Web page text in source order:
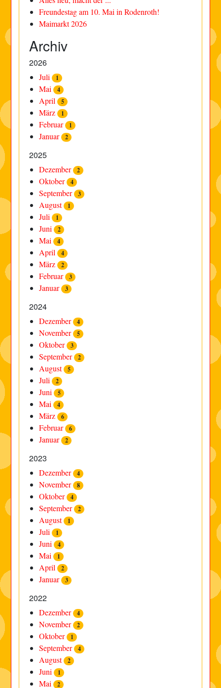
Freundestag am 10. Mai in Rodenroth!
Maimarkt 2026
Archiv
2026
Juli 1
Mai 4
April 5
März 1
Februar 1
Januar 2
2025
Dezember 2
Oktober 4
September 3
August 1
Juli 1
Juni 2
Mai 4
April 4
März 2
Februar 3
Januar 3
2024
Dezember 4
November 5
Oktober 3
September 2
August 5
Juli 2
Juni 5
Mai 4
März 6
Februar 6
Januar 2
2023
Dezember 4
November 8
Oktober 4
September 2
August 1
Juli 1
Juni 4
Mai 1
April 2
Januar 3
2022
Dezember 4
November 2
Oktober 1
September 4
August 2
Juni 1
Mai 2